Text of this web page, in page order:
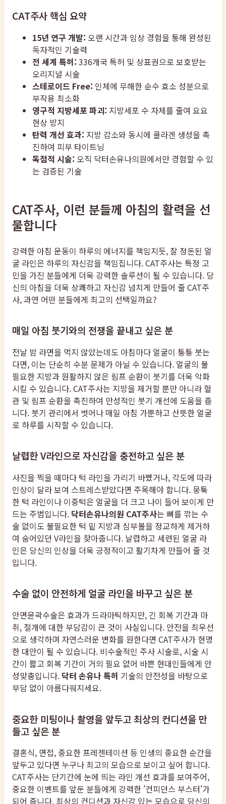
CAT주사 핵심 요약
15년 연구 개발: 오랜 시간과 임상 경험을 통해 완성된
독자적인 기술력
전 세계 특허: 336개국 특허 및 상표권으로 보호받는
오리지널 시술
스테로이드 Free: 인체에 무해한 순수 효소 성분으로
부작용 최소화
영구적 지방세포 파괴: 지방세포 수 자체를 줄여 요요
현상 방지
탄력 개선 효과: 지방 감소와 동시에 콜라겐 생성을 촉
진하여 피부 타이트닝
독점적 시술: 오직 닥터손유나의원에서만 경험할 수 있
는 검증된 기술
CAT주사, 이런 분들께 아침의 활력을 선
물합니다
강력한 아침 운동이 하루의 에너지를 책임지듯, 잘 정돈된 얼
굴 라인은 하루의 자신감을 책임집니다. CAT주사는 특정 고
민을 가진 분들에게 더욱 강력한 솔루션이 될 수 있습니다. 당
신의 아침을 더욱 상쾌하고 자신감 넘치게 만들어 줄 CAT주
사, 과연 어떤 분들에게 최고의 선택일까요?
매일 아침 붓기와의 전쟁을 끝내고 싶은 분
전날 밤 라면을 먹지 않았는데도 아침마다 얼굴이 퉁퉁 붓는
다면, 이는 단순히 수분 문제가 아닐 수 있습니다. 얼굴의 불
필요한 지방과 원활하지 않은 림프 순환이 붓기를 더욱 악화
시킬 수 있습니다. CAT주사는 지방을 제거할 뿐만 아니라 혈
관 및 림프 순환을 촉진하여 만성적인 붓기 개선에 도움을 줍
니다. 붓기 관리에서 벗어나 매일 아침 가뿐하고 산뜻한 얼굴
로 하루를 시작할 수 있습니다.
날렵한 V라인으로 자신감을 충전하고 싶은 분
사진을 찍을 때마다 턱 라인을 가리기 바빴거나, 각도에 따라
인상이 달라 보여 스트레스받았다면 주목해야 합니다. 뭉툭
한 턱 라인이나 이중턱은 얼굴을 더 크고 나이 들어 보이게 만
드는 주범입니다. 닥터손유나의원 CAT주사는 뼈를 깎는 수
술 없이도 불필요한 턱 밑 지방과 심부볼을 정교하게 제거하
여 숨어있던 V라인을 찾아줍니다. 날렵하고 세련된 얼굴 라
인은 당신의 인상을 더욱 긍정적이고 활기차게 만들어 줄 것
입니다.
수술 없이 안전하게 얼굴 라인을 바꾸고 싶은 분
안면윤곽수술은 효과가 드라마틱하지만, 긴 회복 기간과 마
취, 절개에 대한 부담감이 큰 것이 사실입니다. 안전을 최우선
으로 생각하며 자연스러운 변화를 원한다면 CAT주사가 현명
한 대안이 될 수 있습니다. 비수술적인 주사 시술로, 시술 시
간이 짧고 회복 기간이 거의 필요 없어 바쁜 현대인들에게 안
성맞춤입니다. 닥터 손유나 특허 기술의 안전성을 바탕으로
부담 없이 아름다워지세요.
중요한 미팅이나 촬영을 앞두고 최상의 컨디션을 만
들고 싶은 분
결혼식, 면접, 중요한 프레젠테이션 등 인생의 중요한 순간을
앞두고 있다면 누구나 최고의 모습으로 보이고 싶어 합니다.
CAT주사는 단기간에 눈에 띄는 라인 개선 효과를 보여주어,
중요한 이벤트를 앞둔 분들에게 강력한 '컨피던스 부스터'가
되어 줍니다. 최상의 컨디션과 자신감 있는 모습으로 당신의